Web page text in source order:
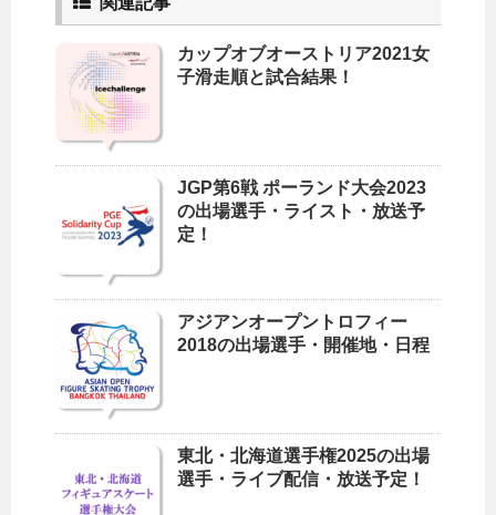
カップオブオーストリア2021女
子滑走順と試合結果！
JGP第6戦 ポーランド大会2023
の出場選手・ライスト・放送予
定！
アジアンオープントロフィー
2018の出場選手・開催地・日程
東北・北海道選手権2025の出場
選手・ライブ配信・放送予定！